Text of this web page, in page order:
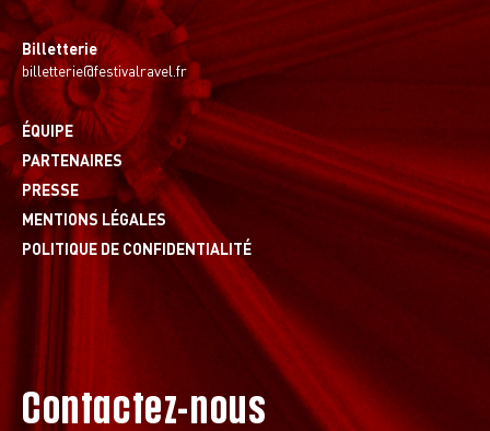
Billetterie
billetterie@festivalravel.fr
ÉQUIPE
PARTENAIRES
PRESSE
MENTIONS LÉGALES
POLITIQUE DE CONFIDENTIALITÉ
Contactez-nous